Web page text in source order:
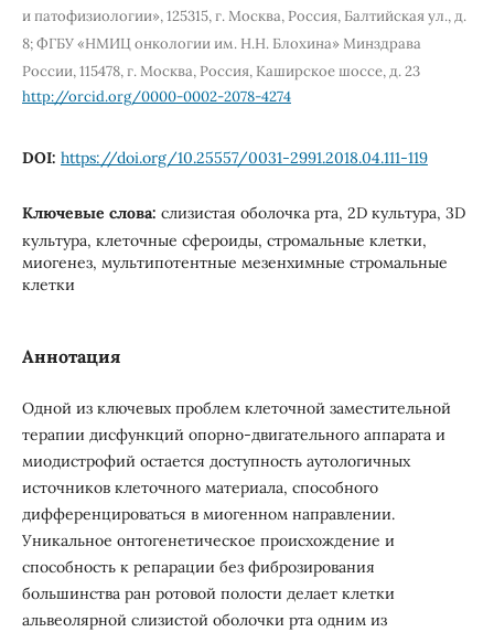
и патофизиологии», 125315, г. Москва, Россия, Балтийская ул., д.
8; ФГБУ «НМИЦ онкологии им. Н.Н. Блохина» Минздрава
России, 115478, г. Москва, Россия, Каширское шоссе, д. 23
http://orcid.org/0000-0002-2078-4274
DOI: https://doi.org/10.25557/0031-2991.2018.04.111-119
Ключевые слова: слизистая оболочка рта, 2D культура, 3D
культура, клеточные сфероиды, стромальные клетки,
миогенез, мультипотентные мезенхимные стромальные
клетки
Аннотация
Одной из ключевых проблем клеточной заместительной
терапии дисфункций опорно-двигательного аппарата и
миодистрофий остается доступность аутологичных
источников клеточного материала, способного
дифференцироваться в миогенном направлении.
Уникальное онтогенетическое происхождение и
способность к репарации без фиброзирования
большинства ран ротовой полости делает клетки
альвеолярной слизистой оболочки рта одним из